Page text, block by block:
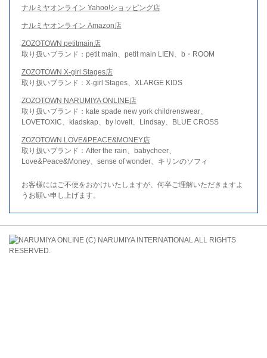
ナルミヤオンライン Yahoo!ショッピング店
ナルミヤオンライン Amazon店
ZOZOTOWN petitmain店
取り扱いブランド：petit main、petit main LIEN、b・ROOM
ZOZOTOWN X-girl Stages店
取り扱いブランド：X-girl Stages、XLARGE KIDS
ZOZOTOWN NARUMIYA ONLINE店
取り扱いブランド：kate spade new york childrenswear、
LOVETOXIC、kladskap、by loveit、Lindsay、BLUE CROSS
ZOZOTOWN LOVE&PEACE&MONEY店
取り扱いブランド：After the rain、babycheer、
Love&Peace&Money、sense of wonder、キリンのソフィ
お客様にはご不便をおかけいたしますが、何卒ご理解いただきますよ
うお願い申し上げます。